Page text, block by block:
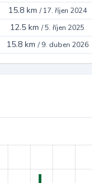
15.8 km /17. říjen 2024
12.5 km /5. říjen 2025
15.8 km /9. duben 2026